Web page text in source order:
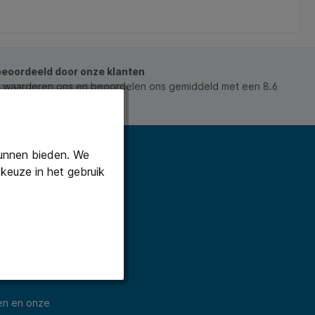
door onze klanten
ons en beoordelen ons gemiddeld met een 8.6
laatste
en onze
bieden. We
in het gebruik